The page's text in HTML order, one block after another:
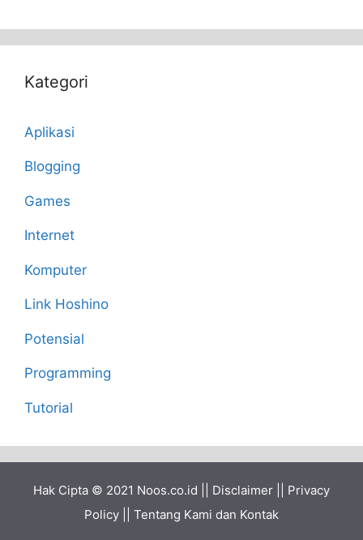
Kategori
Aplikasi
Blogging
Games
Internet
Komputer
Link Hoshino
Potensial
Programming
Tutorial
Hak Cipta © 2021 Noos.co.id Disclaimer
Privacy
Policy
Tentang Kami dan Kontak